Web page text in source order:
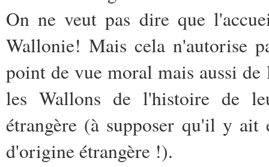
On ne veut pas dire que
Wallonie! Mais cela n'autorise
point de vue moral mais aussi
les Wallons de l'histoire de
étrangère (à supposer qu'il y
d'origine étrangère !).